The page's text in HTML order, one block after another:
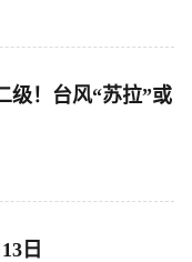
级！台风“苏拉”或
日